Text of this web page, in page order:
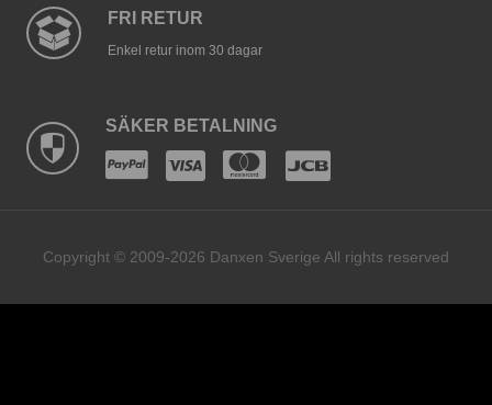
FRI RETUR
Enkel retur inom 30 dagar
SÄKER BETALNING
Copyright © 2009-2026 Danxen Sverige All rights reserved